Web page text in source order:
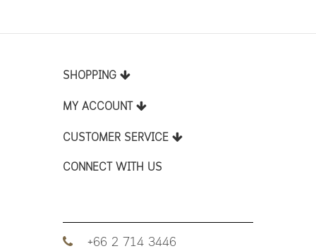
SHOPPING
MY ACCOUNT
CUSTOMER SERVICE
CONNECT WITH US
+66 2 714 3446